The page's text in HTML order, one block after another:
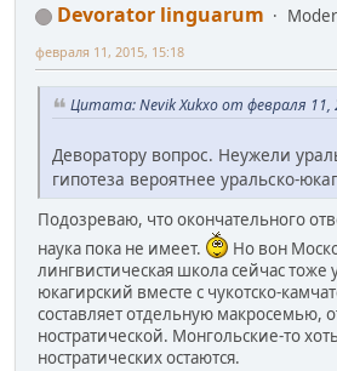
Devorator linguarum
февраля 11, 2015, 15:18
Цитата: Nevik Xukxo от февраля 11,
Деворатору вопрос. Неужели
гипотеза вероятнее уральско-
Подозреваю, что окончательного
наука пока не имеет.
Но вон
лингвистическая школа сейчас тоже
юкагирский вместе с чукотско-
составляет отдельную макросемью,
ностратической. Монгольские-то
ностратических остаются.